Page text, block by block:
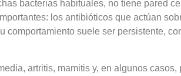
bacterias habituales, no tiene pared
los antibióticos que actúan
comportamiento suele ser persistente,
artritis, mamitis y, en algunos